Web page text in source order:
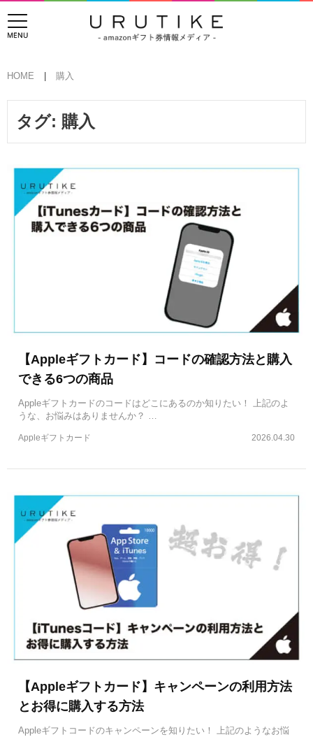
HOME 購入
タグ: 購入
【Appleギフトカード】コードの確認方法と購入
できる6つの商品
Appleギフトカードのコードはどこにあるのか知りたい！ 上記のよ
うな、お悩みはありませんか？ …
2026.04.30
Appleギフトカード
【Appleギフトカード】キャンペーンの利用方法
とお得に購入する方法
Appleギフトコードのキャンペーンを知りたい！ 上記のようなお悩